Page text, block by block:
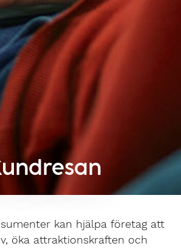
kan hjälpa företag att
öka attraktionskraften och